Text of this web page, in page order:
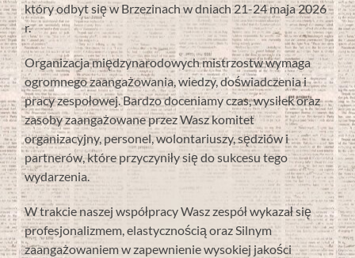
który odbyt się w Brzezinach w dniach 21-24 maja 2026
r.
Organizacja międzynarodowych mistrzostw wymaga
ogromnego zaangażowania, wiedzy, doświadczenia i
pracy zespołowej. Bardzo doceniamy czas, wysiłek oraz
zasoby zaangażowane przez Wasz komitet
organizacyjny, personel, wolontariuszy, sędziów i
partnerów, które przyczyniły się do sukcesu tego
wydarzenia.
W trakcie naszej współpracy Wasz zespół wykazał się
profesjonalizmem, elastycznością oraz Silnym
zaangażowaniem w zapewnienie wysokiej jakości